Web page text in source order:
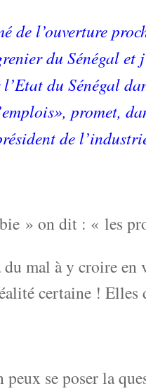
de l’ouverture
du Sénégal
du Sénégal
promet,
de
» on dit : « les
mal à y croire en
certaine !
peux se poser la